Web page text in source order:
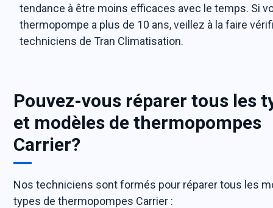
tendance à être moins efficaces avec le temps. Si
thermopompe a plus de 10 ans, veillez à la faire
techniciens de Tran Climatisation.
Pouvez-vous réparer tous les
et modèles de thermopompes
Carrier?
Nos techniciens sont formés pour réparer tous les
types de thermopompes Carrier :